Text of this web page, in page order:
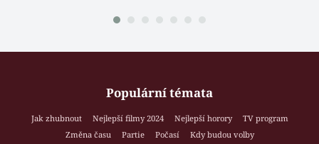
Populární témata
Jak zhubnout Nejlepší filmy 2024 Nejlepší horory
TV program
Změna času
Partie Počasí
Kdy budou volby